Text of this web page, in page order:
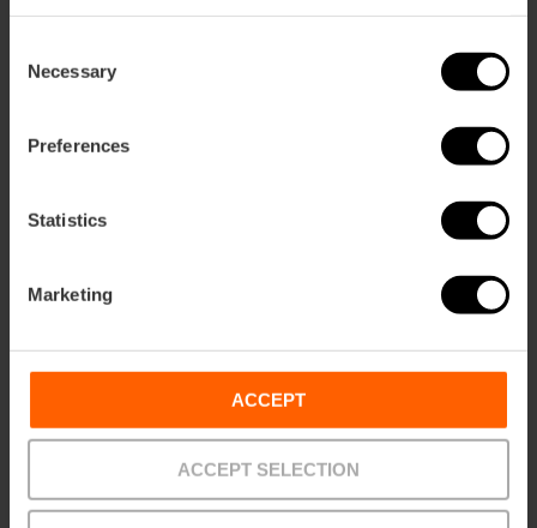
Selection
Necessary
Preferences
Statistics
Marketing
ACCEPT
ACCEPT SELECTION